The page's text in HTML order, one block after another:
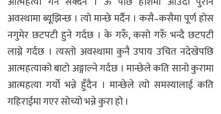
अवस्थामा ब्यूझिन्छ । त्यो मान्छे मर्दैन । कसै–कसैमा पूर्ण होस
नगुमेर छटपटी हुने गर्दछ । के गरुँ, कसो गरुँ भन्दै छटपटी
लाग्ने गर्दछ । त्यस्तो अवस्थामा कुनै उपाय उचित नदेखेपछि
आत्महत्याको बाटो अङ्गाल्ने गर्दछ । मान्छेले कति सानो कुरामा
आत्महत्या गर्यो भन्ने हुँदैन । मान्छेले त्यो समस्यालाई कति
गहिराईमा गएर सोच्यो भन्ने कुरा हो ।